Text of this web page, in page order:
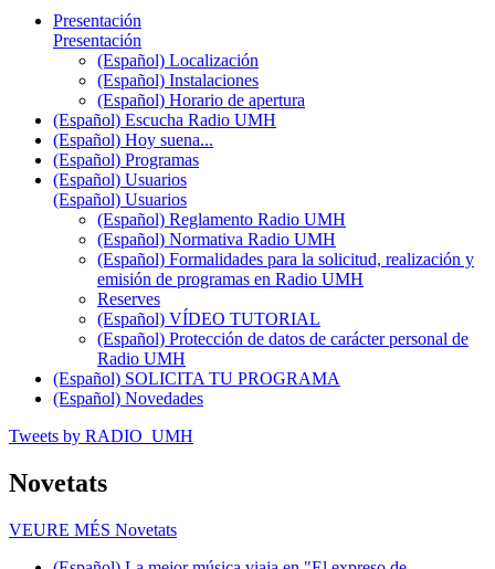
Presentación
Presentación
(Español) Localización
(Español) Instalaciones
(Español) Horario de apertura
(Español) Escucha Radio UMH
(Español) Hoy suena...
(Español) Programas
(Español) Usuarios
(Español) Usuarios
(Español) Reglamento Radio UMH
(Español) Normativa Radio UMH
(Español) Formalidades para la solicitud, realización y
emisión de programas en Radio UMH
Reserves
(Español) VÍDEO TUTORIAL
(Español) Protección de datos de carácter personal de
Radio UMH
(Español) SOLICITA TU PROGRAMA
(Español) Novedades
Tweets by RADIO_UMH
Novetats
VEURE MÉS Novetats